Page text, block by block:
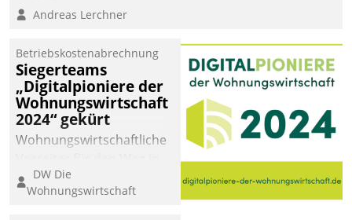
Andreas Lerchner
Betriebskostenabrechnung
Siegerteams
„Digitalpioniere der
Wohnungswirtschaft
2024“ gekürt
Wohnungswirtschaftliche
eine digitale Zukunft zu
finden, ist das Ziel des
DW Die
Wohnungswirtschaft